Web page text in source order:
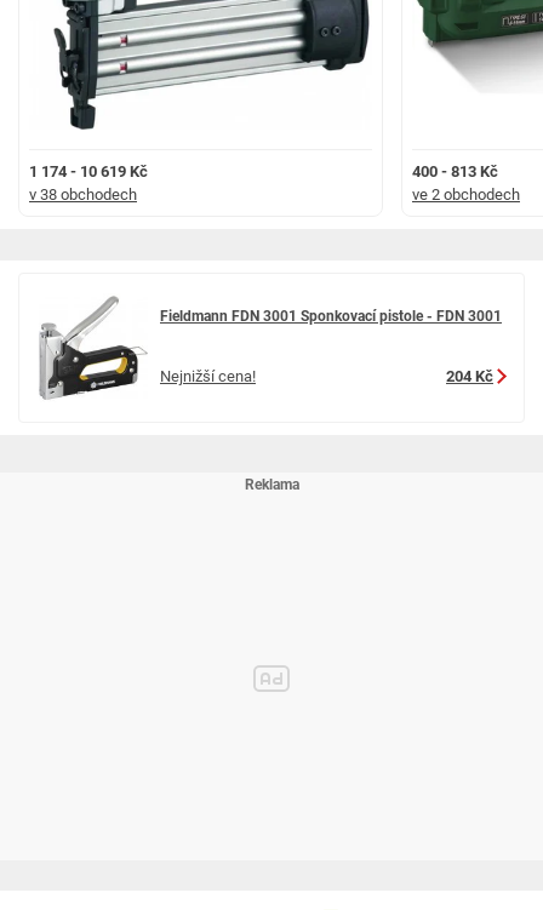
1 174 - 10 619 Kč
v 38 obchodech
400 - 813 Kč
ve 2 obchodech
Fieldmann FDN 3001 Sponkovací pistole - FDN 3001
Nejnižší cena! 204 Kč